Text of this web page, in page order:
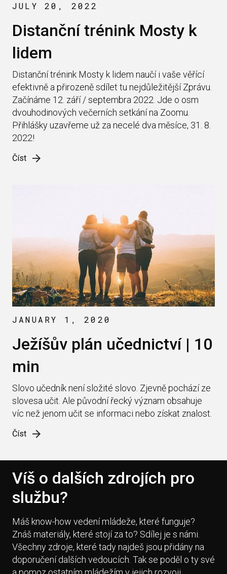
JULY 20, 2022
Distanční trénink Mosty k
lidem
Distanční trénink Mosty k lidem naučí i vaše věřící
efektivně a přirozeně sdílet tu nejdůležitější Zprávu.
Začínáme 12. září / septembra 2022. Jde o osm
dvouhodinových večerních setkání na Zoomu.
Přihlášky uzavřeme už za necelé dva měsíce, 31. 8.
2022!
Číst
JANUARY 1, 2020
Ježíšův plán učednictví | 10
min
Slovo učedník není složité slovo. Zjevně pochází ze
slovesa učit. Ale původní řecký význam obsahuje
víc než jenom učit se informaci nebo získat znalost.
Číst
Víš o dalších zdrojích pro
službu?
Máš know-how vedení mládeže, které funguje?
Znáš materiály, které stojí za to? Sdílej je s námi.
Všechny zdroje, které tady najdeš jsou přidány na
doporučení dalších vedoucích. Tak se poděl o ty své